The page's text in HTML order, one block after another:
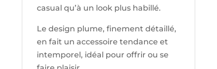
casual qu’à un look plus habillé.
Le design plume, finement détaillé,
en fait un accessoire tendance et
intemporel, idéal pour offrir ou se